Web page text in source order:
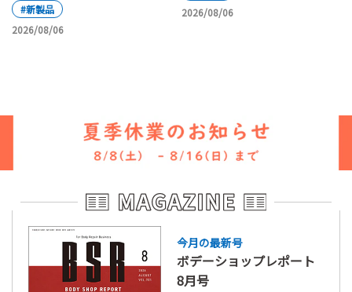
#新製品
2026/08/06
2026/08/06
今月の最新号
ボデーショップレポート
8月号